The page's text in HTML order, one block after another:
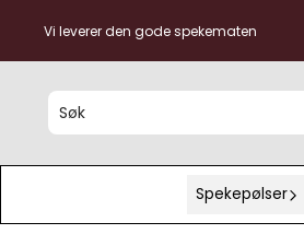
Hopp til innhold
Vi leverer den gode spekematen
Spekepølser